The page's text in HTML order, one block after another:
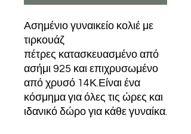
Ασημένιο γυναικείο κολιέ με
τιρκουάζ
πέτρες κατασκευασμένο από
ασήμι 925 και επιχρυσωμένο
από χρυσό 14Κ.Είναι ένα
κόσμημα για όλες τις ώρες και
ιδανικό δώρο για κάθε γυναίκα.